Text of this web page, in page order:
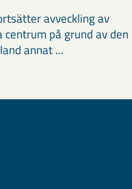
avveckling av
på grund av den
annat ...